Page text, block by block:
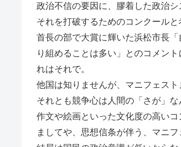
政治不信の要因に、膠着した政治シ
それを打破するためのコンクール
首長の部で大賞に輝いた浜松市長
り組めることは多い」とのコメン
れはそれで。
他国は知りませんが、マニフェス
それとも競争心は人間の「さが」な
作文や絵画といった文化度の高い
ましてや、思想信条が伴う、マニ